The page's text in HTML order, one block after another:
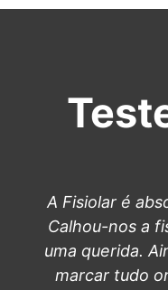
A Fisiolar é
Calhou-nos a
uma querida.
marcar tudo